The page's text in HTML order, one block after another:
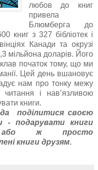
любов до книг
привела
Блюмберга до
книг з 327 бібліотек і
Канади та окрузі
мільйона доларів. Його
початок тому, що ми
Цей день вшановує
нам про тонку межу
і нав’язливою
книги.
поділитися своєю
- подарувати книги
або ж просто
книги друзям.